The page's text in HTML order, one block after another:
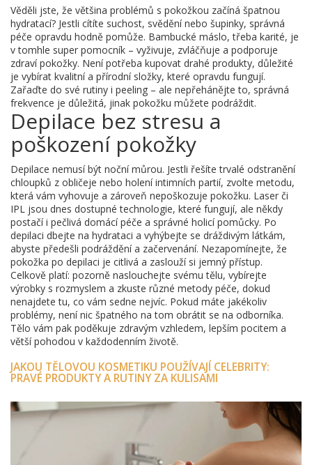
Věděli jste, že většina problémů s pokožkou začíná špatnou
hydratací? Jestli cítíte suchost, svědění nebo šupinky, správná
péče opravdu hodně pomůže. Bambucké máslo, třeba karité, je
v tomhle super pomocník – vyživuje, zvláčňuje a podporuje
zdraví pokožky. Není potřeba kupovat drahé produkty, důležité
je vybírat kvalitní a přírodní složky, které opravdu fungují.
Zařaďte do své rutiny i peeling – ale nepřehánějte to, správná
frekvence je důležitá, jinak pokožku můžete podráždit.
Depilace bez stresu a
poškození pokožky
Depilace nemusí být noční můrou. Jestli řešíte trvalé odstranění
chloupků z obličeje nebo holení intimních partií, zvolte metodu,
která vám vyhovuje a zároveň nepoškozuje pokožku. Laser či
IPL jsou dnes dostupné technologie, které fungují, ale někdy
postačí i pečlivá domácí péče a správné holicí pomůcky. Po
depilaci dbejte na hydrataci a vyhýbejte se dráždivým látkám,
abyste předešli podráždění a začervenání. Nezapomínejte, že
pokožka po depilaci je citlivá a zaslouží si jemný přístup.
Celkově platí: pozorně naslouchejte svému tělu, vybírejte
výrobky s rozmyslem a zkuste různé metody péče, dokud
nenajdete tu, co vám sedne nejvíc. Pokud máte jakékoliv
problémy, není nic špatného na tom obrátit se na odborníka.
Tělo vám pak poděkuje zdravým vzhledem, lepším pocitem a
větší pohodou v každodenním životě.
JAKOU TĚLOVOU KOSMETIKU POUŽÍVAJÍ CELEBRITY:
PRAVÉ PRODUKTY A RUTINY ZA KULISAMI